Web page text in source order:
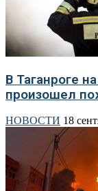
В Таганроге
произошел
НОВОСТИ 18